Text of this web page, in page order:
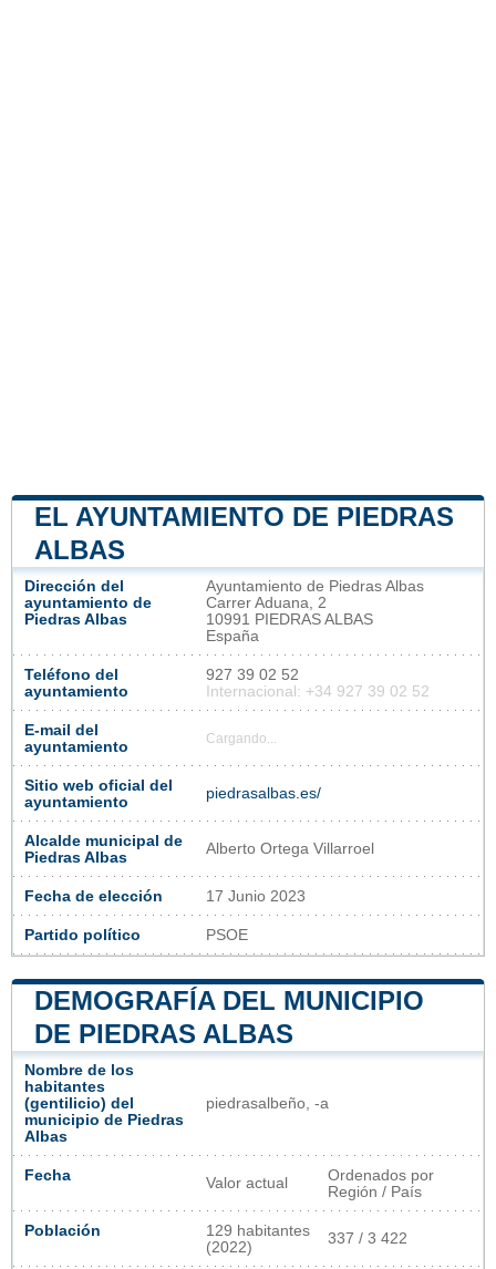
EL AYUNTAMIENTO DE PIEDRAS
ALBAS
Dirección del
ayuntamiento de
Piedras Albas
Ayuntamiento de Piedras Albas
Carrer Aduana, 2
10991 PIEDRAS ALBAS
España
Teléfono del
ayuntamiento
927 39 02 52
Internacional: +34 927 39 02 52
E-mail del
ayuntamiento
Cargando...
Sitio web oficial del
ayuntamiento
piedrasalbas.es/
Alcalde municipal de
Piedras Albas
Alberto Ortega Villarroel
Fecha de elección 17 Junio 2023
Partido político PSOE
DEMOGRAFÍA DEL MUNICIPIO
DE PIEDRAS ALBAS
Nombre de los
habitantes
(gentilicio) del
municipio de Piedras
Albas
piedrasalbeño, -a
Fecha Valor actual
Ordenados por
Región / País
Población
129 habitantes
(2022)
337 / 3 422